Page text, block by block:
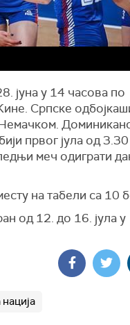
јуна у 14 часова по
Српске
Немачком.
првог јула од
меч одиграти
на табели са 10
од 12. до 16. јула у